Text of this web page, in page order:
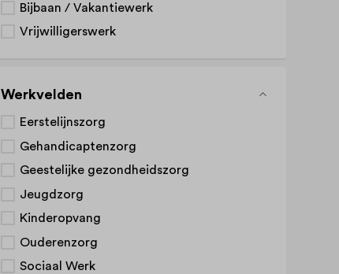
Bijbaan / Vakantiewerk
Vrijwilligerswerk
Werkvelden
Eerstelijnszorg
Gehandicaptenzorg
Geestelijke gezondheidszorg
Jeugdzorg
Kinderopvang
Ouderenzorg
Sociaal Werk